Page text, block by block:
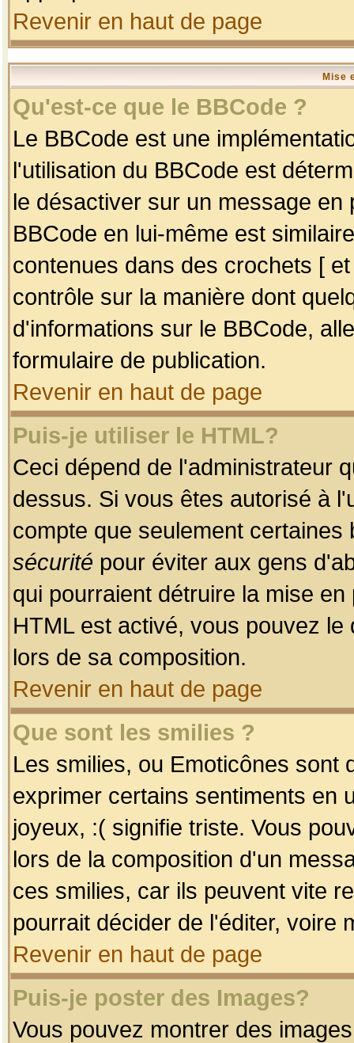
Revenir en haut de page
Mise
Qu'est-ce que le BBCode ?
Le BBCode est une
l'utilisation du BBCode est
le désactiver sur un message
BBCode en lui-même est
contenues dans des crochets [
contrôle sur la manière dont
d'informations sur le BBCode,
formulaire de publication.
Revenir en haut de page
Puis-je utiliser le HTML?
Ceci dépend de l'administrateur
dessus. Si vous êtes autorisé à
compte que seulement
sécurité pour éviter aux gens
qui pourraient détruire la mise
HTML est activé, vous pouvez
lors de sa composition.
Revenir en haut de page
Que sont les smilies ?
Les smilies, ou Emoticônes sont
exprimer certains sentiments en
joyeux, :( signifie triste. Vous
lors de la composition d'un
ces smilies, car ils peuvent vite
pourrait décider de l'éditer, voire
Revenir en haut de page
Puis-je poster des Images?
Vous pouvez montrer des